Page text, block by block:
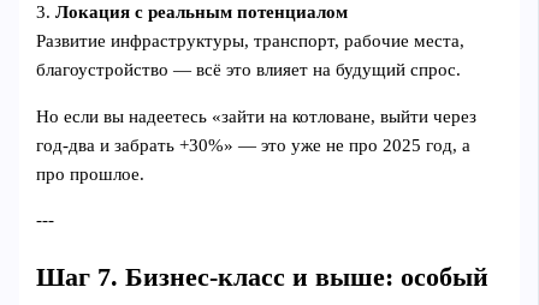
3.Локация с реальным потенциалом
Развитие инфраструктуры, транспорт, рабочие места,
благоустройство — всё это влияет на будущий спрос.
Но если вы надеетесь «зайти на котловане, выйти через
год‑два и забрать +30%» — это уже не про 2025 год, а
про прошлое.
---
Шаг 7. Бизнес-класс и выше: особый